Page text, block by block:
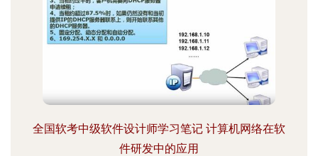
全国软考中级软件设计师学习笔记 计算机网络在软
件研发中的应用